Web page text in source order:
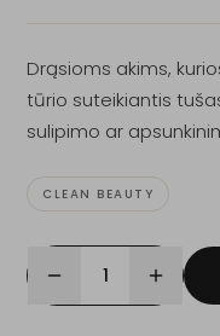
Drąsioms akims,
tūrio suteikiantis
sulipimo ar
CLEAN BEAUTY
1